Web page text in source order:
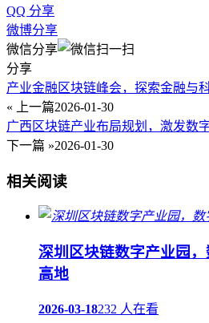
QQ 分享
微博分享
微信分享
分享
产业金融区块链峰会，探索金融与
« 上一篇2026-01-30
广西区块链产业布局规划，激发数
下一篇 »2026-01-30
相关阅读
深圳区块链数字产业园
高地
2026-03-18232 人在看